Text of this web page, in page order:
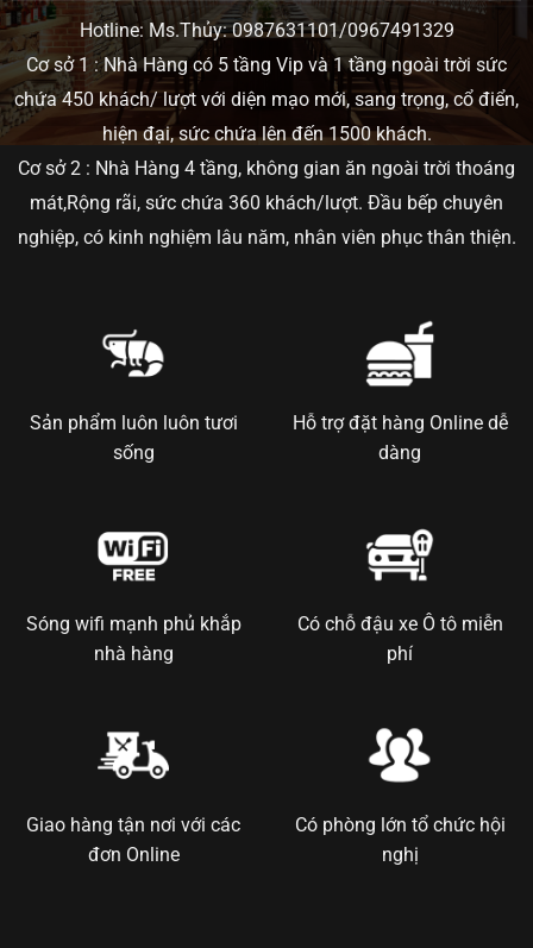
Hotline: Ms.Thủy: 0987631101/0967491329
Cơ sở 1 : Nhà Hàng có 5 tầng Vip và 1 tầng ngoài trời sức
chứa 450 khách/ lượt với diện mạo mới, sang trọng, cổ điển,
hiện đại, sức chứa lên đến 1500 khách.
Cơ sở 2 : Nhà Hàng 4 tầng, không gian ăn ngoài trời thoáng
mát,Rộng rãi, sức chứa 360 khách/lượt. Đầu bếp chuyên
nghiệp, có kinh nghiệm lâu năm, nhân viên phục thân thiện.
Sản phẩm luôn luôn tươi
sống
Hỗ trợ đặt hàng Online dễ
dàng
Sóng wifi mạnh phủ khắp
nhà hàng
Có chỗ đậu xe Ô tô miễn
phí
Giao hàng tận nơi với các
đơn Online
Có phòng lớn tổ chức hội
nghị